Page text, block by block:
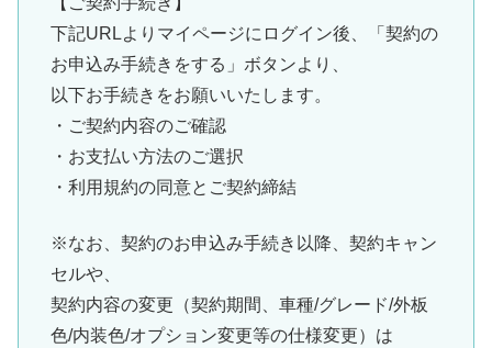
下記URLよりマイページにログイン後、「契約の
お申込み手続き をする」ボタンより、
以下お手続きをお願いいたします。
・ご契約内容のご確認
・お支払い方法のご選択
・利用規約の同意とご契約締結
※なお、契約のお申込み手続き以降、契約キャン
セルや、
契約内容の変更（契約期間、車種/グレード/外板
色/内装色/オプション変更等の仕様変更）は